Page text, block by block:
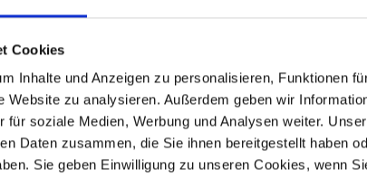
Cookies
Inhalte und Anzeigen zu personalisieren, Funktionen
Website zu analysieren. Außerdem geben wir
für soziale Medien, Werbung und Analysen weiter.
Daten zusammen, die Sie ihnen bereitgestellt haben
Sie geben Einwilligung zu unseren Cookies, wenn
– KANCEV GMBH
2015 18:41 | KATEGORIEN:
die Fa. Kancev GmbH ein Geschäft für Imkereibedarf als
finden Sie alles, was das Imkerherz begehrt.